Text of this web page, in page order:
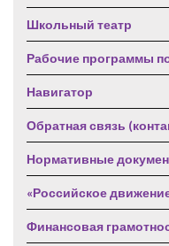
Школьный театр
Рабочие программы
Навигатор
Обратная связь
Нормативные
«Российское
Финансовая